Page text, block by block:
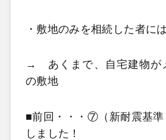
・敷地のみを相続した者に
→ あくまで、自宅建物
の敷地
■前回・・・⑦（新耐震基
しました！